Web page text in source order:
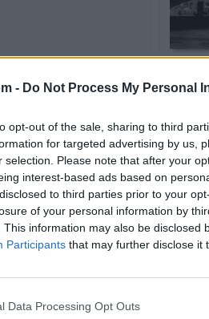
- Do Not Process My Personal
opt-out of the sale, sharing to third
for targeted advertising by us,
selection. Please note that after your
interest-based ads based on
to third parties prior to your
of your personal information by
This information may also be disclosed
Participants that may further disclose it
Data Processing Opt Outs
Fútbol 2026 ft.